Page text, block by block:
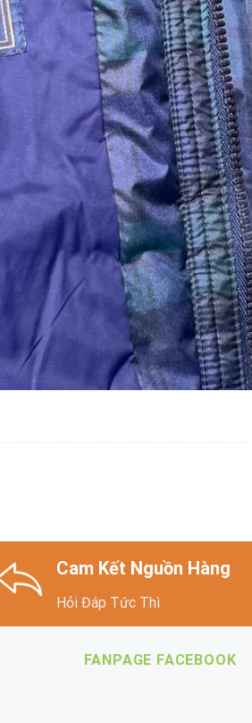
Cam Kết Nguồn Hàng
Hỏi Đáp Tức Thì
FANPAGE FACEBOOK